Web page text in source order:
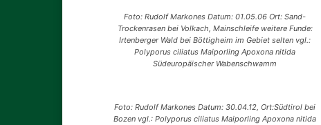
Foto: Rudolf Markones Datum: 01.05.06 Ort: Sand-
Trockenrasen bei Volkach, Mainschleife weitere Funde:
Irtenberger Wald bei Böttigheim im Gebiet selten vgl.:
Polyporus ciliatus Maiporling Apoxona nitida
Südeuropäischer Wabenschwamm
Foto: Rudolf Markones Datum: 30.04.12, Ort:Südtirol bei
Bozen vgl.: Polyporus ciliatus Maiporling Apoxona nitida